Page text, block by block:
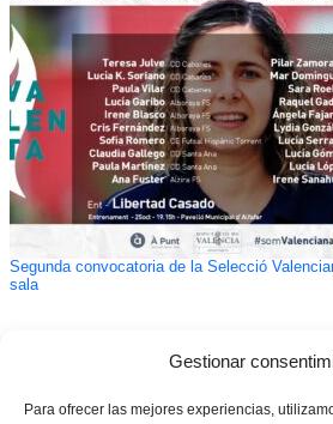
Gestionar
Para ofrecer las mejores experiencias,
Segunda convocatoria de la Selecció
sala